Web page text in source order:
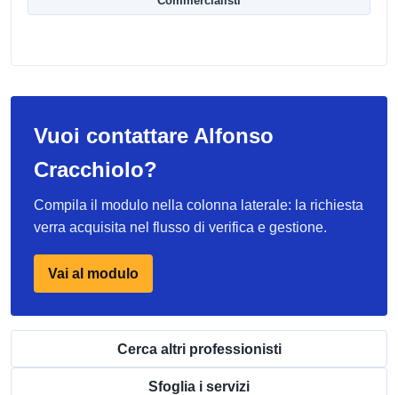
Vuoi contattare Alfonso
Cracchiolo?
Compila il modulo nella colonna laterale: la richiesta
verra acquisita nel flusso di verifica e gestione.
Vai al modulo
Cerca altri professionisti
Sfoglia i servizi